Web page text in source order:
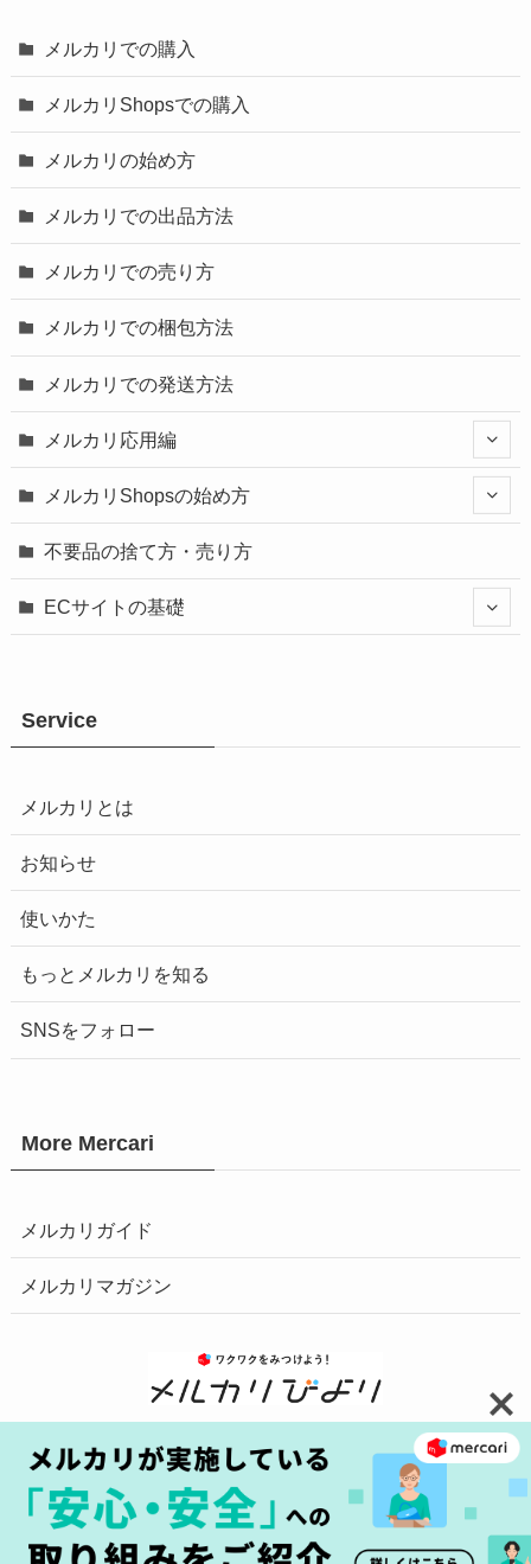
メルカリでの購入
メルカリShopsでの購入
メルカリの始め方
メルカリでの出品方法
メルカリでの売り方
メルカリでの梱包方法
メルカリでの発送方法
メルカリ応用編
メルカリShopsの始め方
不要品の捨て方・売り方
ECサイトの基礎
Service
メルカリとは
お知らせ
使いかた
もっとメルカリを知る
SNSをフォロー
More Mercari
メルカリガイド
メルカリマガジン
お問い合わせ 安心・安全の取り組みへ
プライバシーポリシー
障害情報はこちら
商標について